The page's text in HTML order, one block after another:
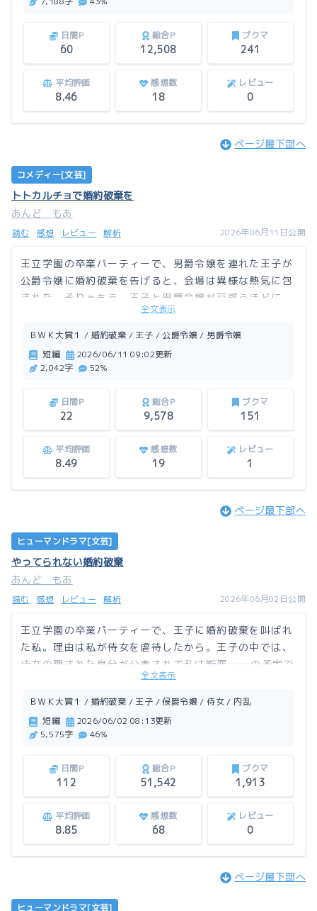
日間P
60
総合P
12,508
ブクマ
241
平均評価
8.46
感想数
18
レビュー
0
ページ最下部へ
コメディー[文芸]
トトカルチョで婚約破棄を
あんど もあ
読む 感想 レビュー 解析 2026年06月11日公開
王立学園の卒業パーティーで、男爵令嬢を連れた王子が
公爵令嬢に婚約破棄を告げると、会場は異様な熱気に包
まれた。そりゃもう、王子と男爵令嬢が戸惑うほどに。
この作品はアルファポリスにも掲載しています。
全文表示
ＢＷＫ大賞１ / 婚約破棄 / 王子 / 公爵令嬢 / 男爵令嬢
短編
2026/06/11 09:02更新
2,042字
52%
日間P
22
総合P
9,578
ブクマ
151
平均評価
8.49
感想数
19
レビュー
1
ページ最下部へ
ヒューマンドラマ[文芸]
やってられない婚約破棄
あんど もあ
読む 感想 レビュー 解析 2026年06月02日公開
王立学園の卒業パーティーで、王子に婚約破棄を叫ばれ
た私。理由は私が侍女を虐待したから。王子の中では、
侍女の隠された身分が公表されて私は断罪……の予定で
すが、そうは行きません。
この作品はアルファポリスにも掲載しています。
全文表示
ＢＷＫ大賞１ / 婚約破棄 / 王子 / 侯爵令嬢 / 侍女 / 内乱
短編
2026/06/02 08:13更新
5,575字
46%
日間P
112
総合P
51,542
ブクマ
1,913
平均評価
8.85
感想数
68
レビュー
0
ページ最下部へ
ヒューマンドラマ[文芸]